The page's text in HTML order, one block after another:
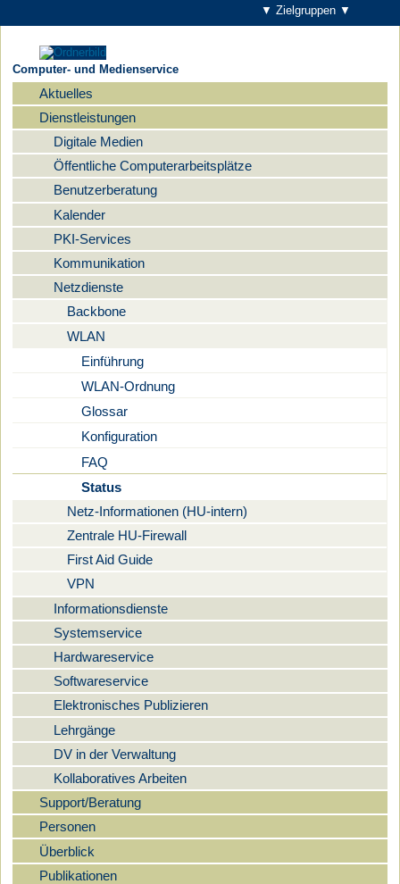
▼ Zielgruppen ▼
Computer- und Medienservice
Navigation
Aktuelles
Dienstleistungen
Digitale Medien
Öffentliche Computerarbeitsplätze
Benutzerberatung
Kalender
PKI-Services
Kommunikation
Netzdienste
Backbone
WLAN
Einführung
WLAN-Ordnung
Glossar
Konfiguration
FAQ
Status
Netz-Informationen (HU-intern)
Zentrale HU-Firewall
First Aid Guide
VPN
Informationsdienste
Systemservice
Hardwareservice
Softwareservice
Elektronisches Publizieren
Lehrgänge
DV in der Verwaltung
Kollaboratives Arbeiten
Support/Beratung
Personen
Überblick
Publikationen